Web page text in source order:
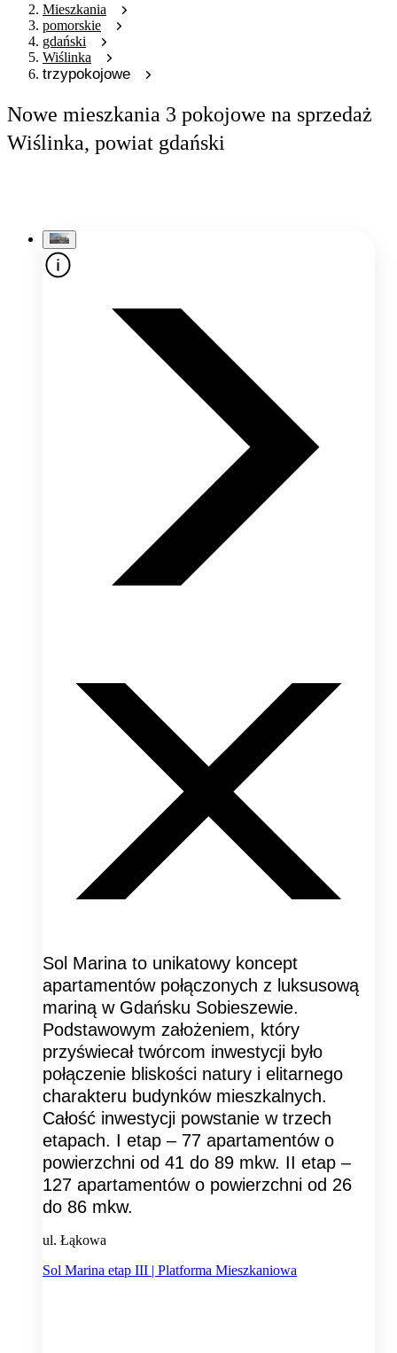
Mieszkania
pomorskie
gdański
Wiślinka
trzypokojowe
Nowe mieszkania 3 pokojowe na sprzedaż
Wiślinka, powiat gdański
Sol Marina to unikatowy koncept
apartamentów połączonych z luksusową
mariną w Gdańsku Sobieszewie.
Podstawowym założeniem, który
przyświecał twórcom inwestycji było
połączenie bliskości natury i elitarnego
charakteru budynków mieszkalnych.
Całość inwestycji powstanie w trzech
etapach. I etap – 77 apartamentów o
powierzchni od 41 do 89 mkw. II etap –
127 apartamentów o powierzchni od 26
do 86 mkw.
ul. Łąkowa
Sol Marina etap III | Platforma Mieszkaniowa